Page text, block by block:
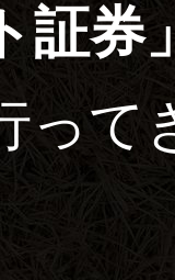
証券
って